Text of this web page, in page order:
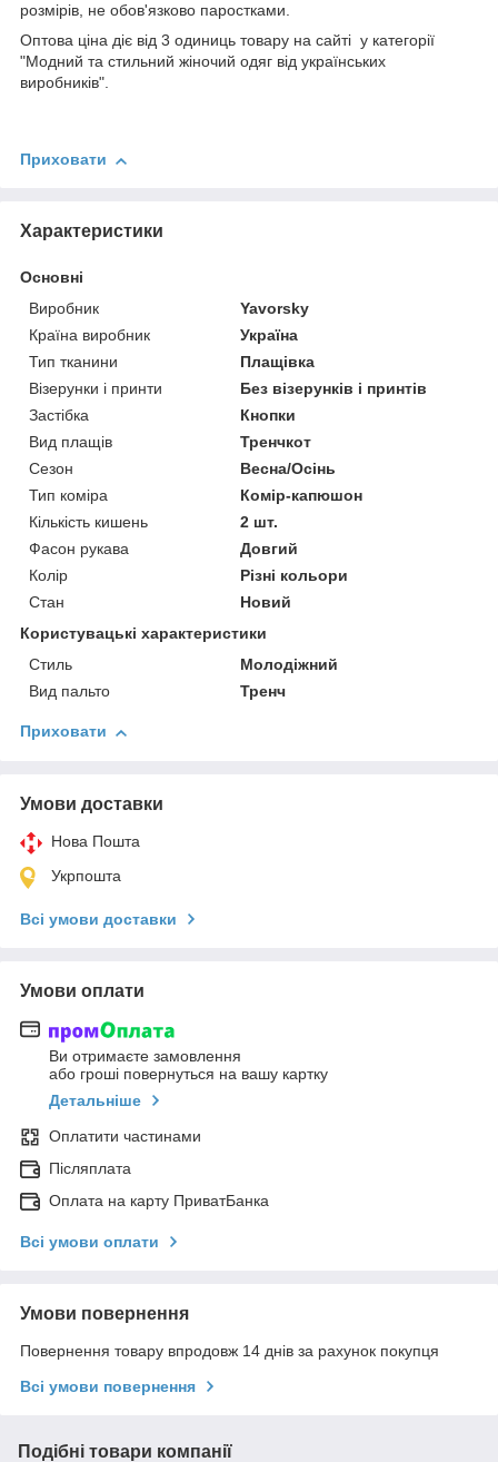
розмірів, не обов'язково паростками.
Оптова ціна діє від 3 одиниць товару на сайті у категорії
"Модний та стильний жіночий одяг від українських
виробників".
Приховати
Характеристики
Основні
Виробник
Yavorsky
Країна виробник
Україна
Тип тканини
Плащівка
Візерунки і принти
Без візерунків і принтів
Застібка
Кнопки
Вид плащів
Тренчкот
Сезон
Весна/Осінь
Тип коміра
Комір-капюшон
Кількість кишень
2 шт.
Фасон рукава
Довгий
Колір
Різні кольори
Стан
Новий
Користувацькі характеристики
Стиль
Молодіжний
Вид пальто
Тренч
Приховати
Умови доставки
Нова Пошта
Укрпошта
Всі умови доставки
Умови оплати
Ви отримаєте замовлення
або гроші повернуться на вашу картку
Детальніше
Оплатити частинами
Післяплата
Оплата на карту ПриватБанка
Всі умови оплати
Умови повернення
Повернення товару впродовж 14 днів за рахунок покупця
Всі умови повернення
Подібні товари компанії